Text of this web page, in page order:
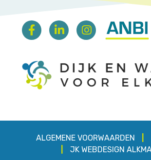
ALGEMENE VOORWAARDEN
JK WEBDESIGN